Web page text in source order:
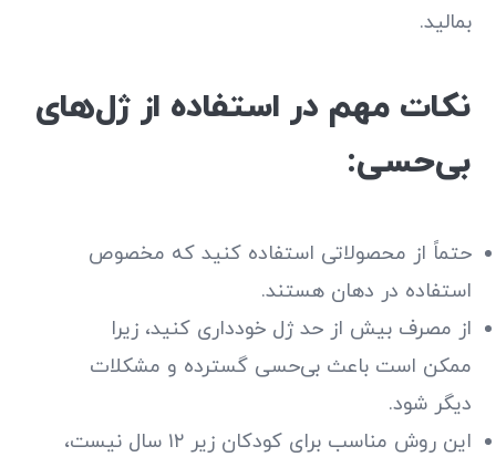
بمالید.
نکات مهم در استفاده از ژل‌های
بی‌حسی:
حتماً از محصولاتی استفاده کنید که مخصوص
استفاده در دهان هستند.
از مصرف بیش از حد ژل خودداری کنید، زیرا
ممکن است باعث بی‌حسی گسترده و مشکلات
دیگر شود.
این روش مناسب برای کودکان زیر ۱۲ سال نیست،